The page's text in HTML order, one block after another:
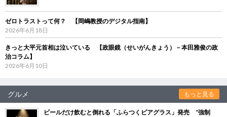
ゼロトラストって何？ 【岡嶋教授のデジタル指南】
2026年6月18日
きっと大平元首相は泣いている 【政眼鏡（せいがんきょう）－本田雅俊の政
治コラム】
2026年6月10日
グルメ もっと見る
ビールだけ飲むと倒れる「ふらつくビアグラス」発売 “強制